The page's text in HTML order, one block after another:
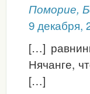
Поморие,
9 декабря,
[…]
Нячанге,
[…]